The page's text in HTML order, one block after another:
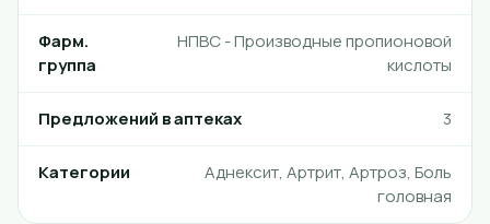
Фарм.
группа
НПВС - Производные пропионовой
кислоты
Предложений в аптеках 3
Категории
Аднексит, Артрит, Артроз, Боль
головная